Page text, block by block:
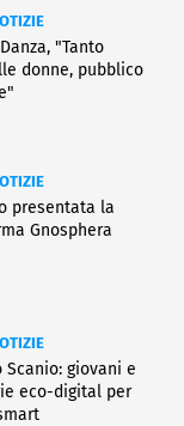
"Tanto
donne, pubblico
presentata la
Gnosphera
Scanio: giovani e
eco-digital per